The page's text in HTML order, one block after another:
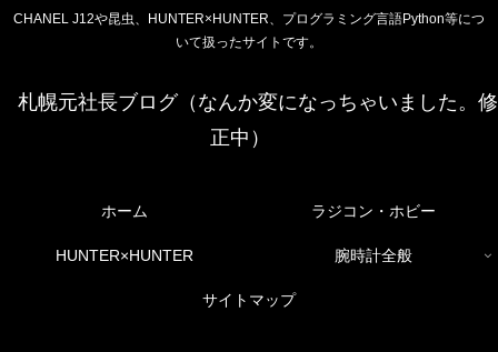
CHANEL J12や昆虫、HUNTER×HUNTER、プログラミング言語Python等につ
いて扱ったサイトです。
札幌元社長ブログ（なんか変になっちゃいました。修
正中）
ホーム ラジコン・ホビー
HUNTER×HUNTER 腕時計全般
サイトマップ